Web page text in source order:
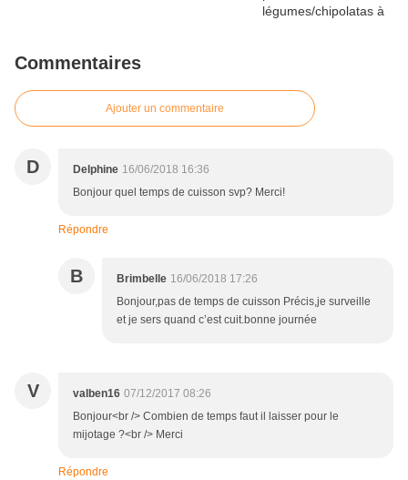
Commentaires
Ajouter un commentaire
D Delphine 16/06/2018 16:36
Bonjour quel temps de cuisson svp? Merci!
Répondre
B Brimbelle 16/06/2018 17:26
Bonjour,pas de temps de cuisson Précis,je surveille
et je sers quand c’est cuit.bonne journée
V valben16 07/12/2017 08:26
Bonjour<br /> Combien de temps faut il laisser pour le
mijotage ?<br /> Merci
Répondre